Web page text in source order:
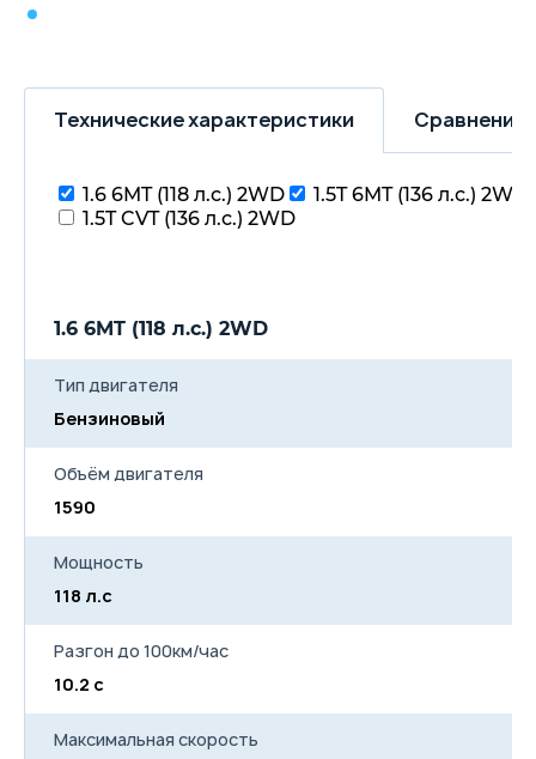
Технические характеристики Сравнение
1.6 6MT (118 л.с.) 2WD
1.5T 6MT (136 л.с.) 2WD
1.5T CVT (136 л.с.) 2WD
1.6 6MT (118 л.с.) 2WD
Тип двигателя
Бензиновый
Объём двигателя
1590
Мощность
118 л.с
Разгон до 100км/час
10.2 с
Максимальная скорость